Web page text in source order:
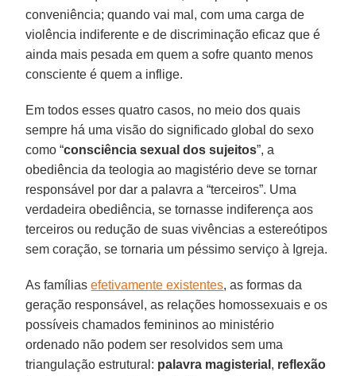
conveniência; quando vai mal, com uma carga de
violência indiferente e de discriminação eficaz que é
ainda mais pesada em quem a sofre quanto menos
consciente é quem a inflige.
Em todos esses quatro casos, no meio dos quais
sempre há uma visão do significado global do sexo
como “consciência sexual dos sujeitos”, a
obediência da teologia ao magistério deve se tornar
responsável por dar a palavra a “terceiros”. Uma
verdadeira obediência, se tornasse indiferença aos
terceiros ou redução de suas vivências a estereótipos
sem coração, se tornaria um péssimo serviço à Igreja.
As famíliasefetivamente existentes, as formas da
geração responsável, as relações homossexuais e os
possíveis chamados femininos ao ministério
ordenado não podem ser resolvidos sem uma
triangulação estrutural: palavra magisterial , reflexão